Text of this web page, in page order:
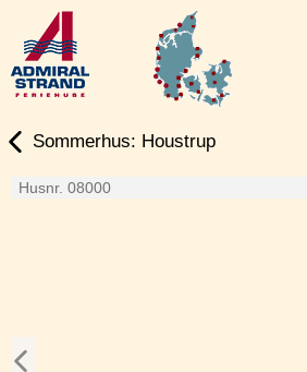
Sommerhus: Houstrup
Husnr. 08000